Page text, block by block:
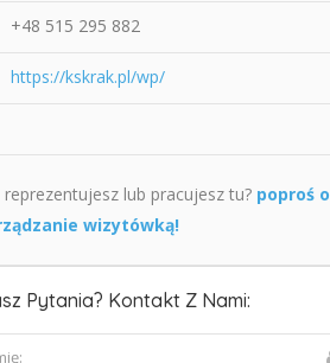
+48 515 295 882
https://kskrak.pl/wp/
reprezentujesz lub pracujesz tu? poproś o
wizytówką!
Pytania? Kontakt Z Nami: